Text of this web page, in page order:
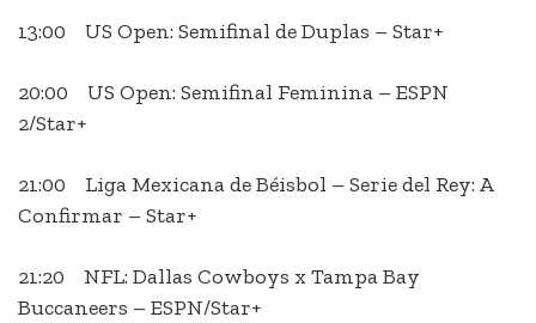
13:00 US Open: Semifinal de Duplas – Star+
20:00 US Open: Semifinal Feminina – ESPN
2/Star+
21:00 Liga Mexicana de Béisbol – Serie del Rey: A
Confirmar – Star+
21:20 NFL: Dallas Cowboys x Tampa Bay
Buccaneers – ESPN/Star+